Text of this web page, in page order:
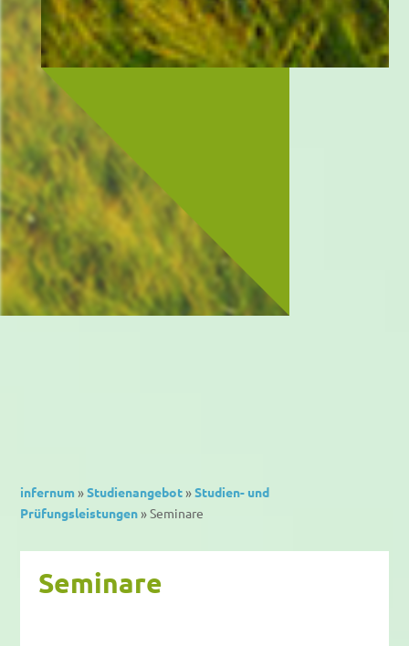
infernum »Studienangebot»Studien- und
Prüfungsleistungen»Seminare
Seminare